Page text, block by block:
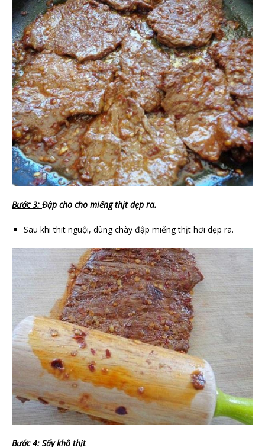
Bước 3: Đập cho cho miếng thịt dẹp ra.
Sau khi thit nguội, dùng chày đập miếng thịt hơi dẹp ra.
Bước 4: Sấy khô thịt